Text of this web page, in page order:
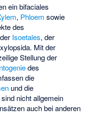
einbifaciales
, Phloem sowie
des
Isoetales, der
. Mit der
Stellung der
des
die
und die
nicht allgemein
auch bei anderen